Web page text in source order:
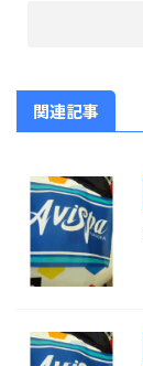
関連記事